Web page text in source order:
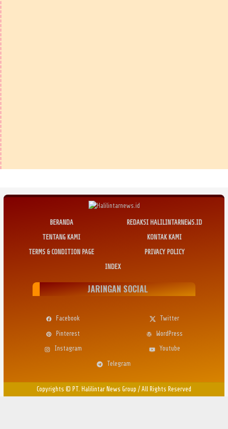
BERANDA
REDAKSI HALILINTARNEWS.ID
TENTANG KAMI
KONTAK KAMI
TERMS & CONDITION PAGE
PRIVACY POLICY
INDEX
JARINGAN SOCIAL
Facebook
Twitter
Pinterest
WordPress
Instagram
Youtube
Telegram
Copyrights © PT. Halilintar News Group / All Rights Reserved